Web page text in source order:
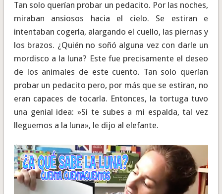
Tan solo querían probar un pedacito. Por las noches,
miraban ansiosos hacia el cielo. Se estiran e
intentaban cogerla, alargando el cuello, las piernas y
los brazos. ¿Quién no soñó alguna vez con darle un
mordisco a la luna? Este fue precisamente el deseo
de los animales de este cuento. Tan solo querían
probar un pedacito pero, por más que se estiran, no
eran capaces de tocarla. Entonces, la tortuga tuvo
una genial idea: »Si te subes a mi espalda, tal vez
lleguemos a la luna», le dijo al elefante.